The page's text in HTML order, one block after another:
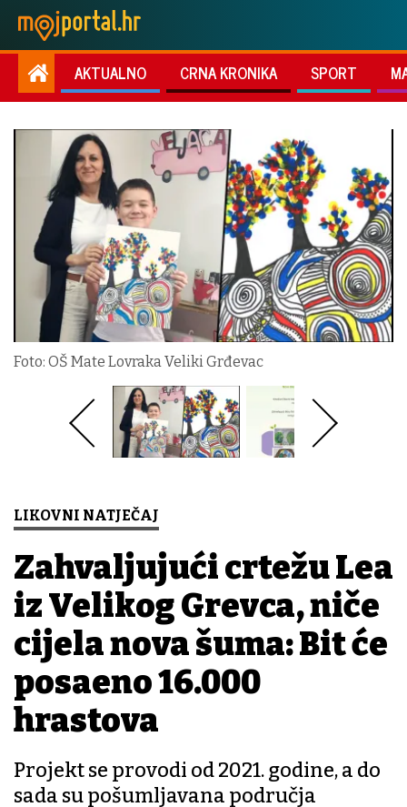
AKTUALNO CRNA KRONIKA SPORT
Foto: OŠ Mate Lovraka Veliki Grđevac
LIKOVNI NATJEČAJ
Zahvaljujući crtežu Lea
iz Velikog Grđevca, niče
cijela nova šuma: Bit će
posađeno 16.000
hrastova
Projekt se provodi od 2021. godine, a do
sada su pošumljavana područja